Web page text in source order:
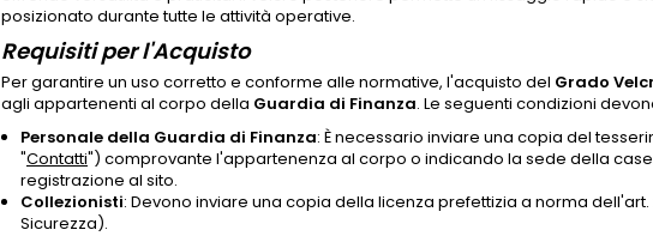
posizionato durante tutte le attività operative.
Requisiti per l'Acquisto
Per garantire un uso corretto e conforme alle normative, l'acquisto del Grado
agli appartenenti al corpo della Guardia di Finanza. Le seguenti condizioni
Personale della Guardia di Finanza: È necessario inviare una copia del
"Contatti") comprovante l'appartenenza al corpo o indicando la sede della
registrazione al sito.
Collezionisti: Devono inviare una copia della licenza prefettizia a norma dell'art.
Sicurezza).